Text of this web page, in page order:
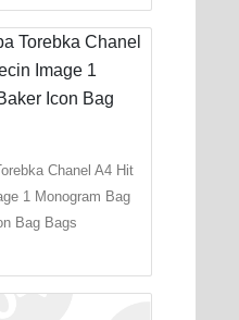
Chanel A4 Hit
1 Monogram Bag
Bag Bags